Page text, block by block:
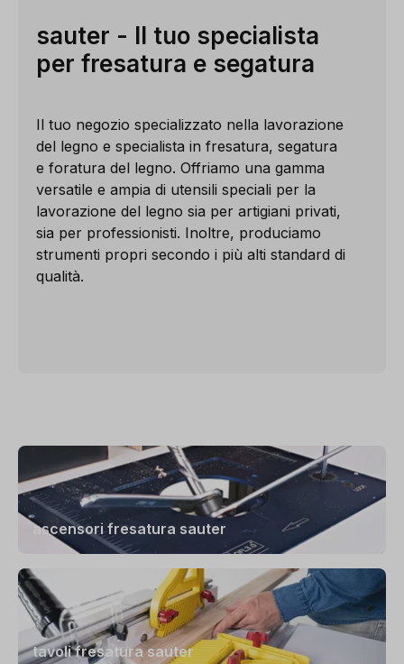
sauter - Il tuo specialista
per fresatura e segatura
Il tuo negozio specializzato nella lavorazione
del legno e specialista in fresatura, segatura
e foratura del legno. Offriamo una gamma
versatile e ampia di utensili speciali per la
lavorazione del legno sia per artigiani privati,
sia per professionisti. Inoltre, produciamo
strumenti propri secondo i più alti standard di
qualità.
ascensori fresatura sauter
tavoli fresatura sauter